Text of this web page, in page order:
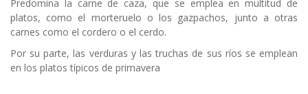
Predomina la carne de caza, que se emplea en multitud de
platos, como el morteruelo o los gazpachos, junto a otras
carnes como el cordero o el cerdo.
Por su parte, las verduras y las truchas de sus ríos se emplean
en los platos típicos de primavera